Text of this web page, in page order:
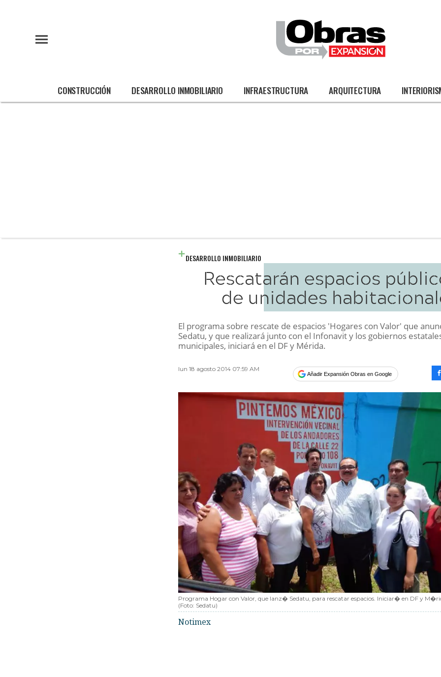
CONSTRUCCIÓN DESARROLLO INMOBILIARIO INFRAESTRUCTURA ARQUITECTURA
DESARROLLO INMOBILIARIO
Rescatarán espacios
de unidades
El programa sobre rescate de espacios 'Hogares con Valor' que
Sedatu, y que realizará junto con el Infonavit y los gobiernos
municipales, iniciará en el DF y Mérida.
lun 18 agosto 2014 07:59 AM
Añadir Expansión Obras en Google
Programa Hogar con Valor, que lanz� Sedatu, para rescatar espacios. Iniciar� en DF y
(Foto: Sedatu)
Notimex